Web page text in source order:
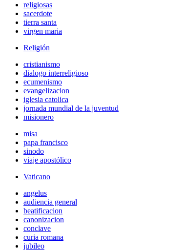
religiosas
sacerdote
tierra santa
virgen maria
Religión
cristianismo
dialogo interreligioso
ecumenismo
evangelizacion
iglesia catolica
jornada mundial de la juventud
misionero
misa
papa francisco
sinodo
viaje apostólico
Vaticano
angelus
audiencia general
beatificacion
canonizacion
conclave
curia romana
jubileo